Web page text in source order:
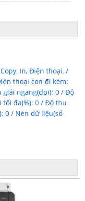
In, Điện thoại, /
thoại con đi kèm:
giải ngang(dpi): 0 / Độ
đa(%): 0 / Độ thu
0 / Nén dữ liệu(số